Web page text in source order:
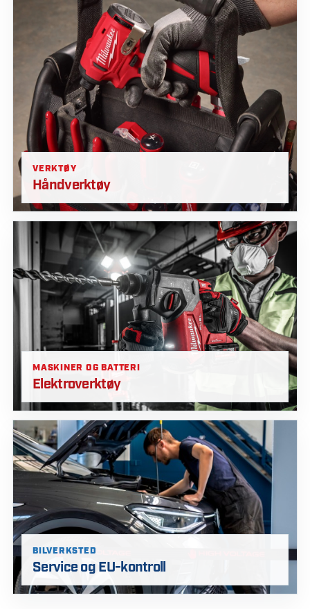
VERKTØY
Håndverktøy
MASKINER OG BATTERI
Elektroverktøy
BILVERKSTED
Service og EU-kontroll